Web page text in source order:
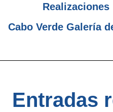
Realizaciones
Cabo Verde Galería
Entradas